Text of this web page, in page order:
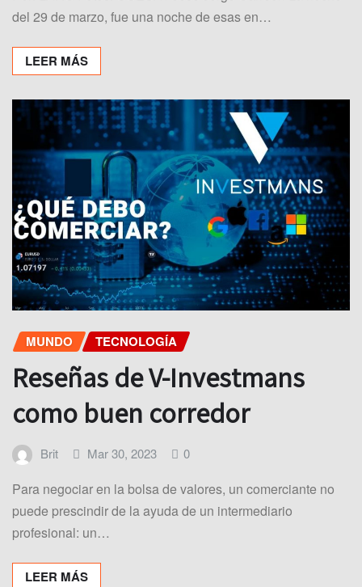
del 29 de marzo, fue una noche de esas en…
LEER MÁS
MUNDO TECNOLOGÍA
Reseñas de V-Investmans
como buen corredor
Brit Mar 30, 2023 0
Para negociar en la bolsa de valores, un comerciante no
puede prescindir de la ayuda de un intermediario
profesional: un…
LEER MÁS